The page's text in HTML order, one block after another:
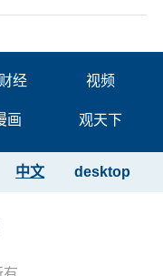
经 视频
画 观天下
desktop
中文